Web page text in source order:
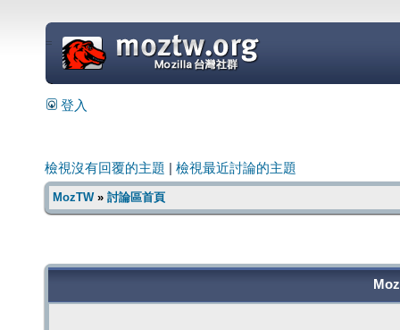
=
登入
檢視沒有回覆的主題 檢視最近討論的主題
MozTW» 討論區首頁